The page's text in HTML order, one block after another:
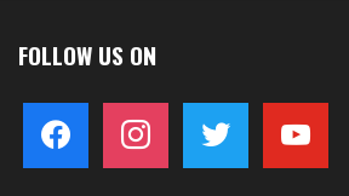
FOLLOW US ON
facebook instagram twitter youtube